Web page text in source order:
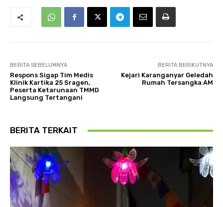
BERITA SEBELUMNYA
Respons Sigap Tim Medis
Klinik Kartika 25 Sragen,
Peserta Ketarunaan TMMD
Langsung Tertangani
BERITA BERIKUTNYA
Kejari Karanganyar Geledah
Rumah Tersangka AM
BERITA TERKAIT